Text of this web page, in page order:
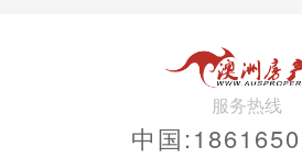
服务热线
中国